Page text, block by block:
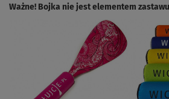
Ważne! Bojka nie jest elementem zastawu